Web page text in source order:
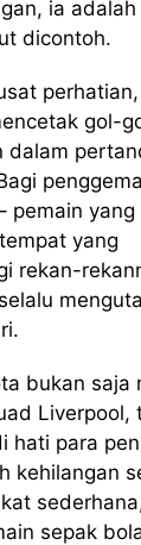
ia
dicontoh.
gol-
dalam
pemain
yang
rekan-
bukan saja
Liverpool,
hati para
kehilangan
sepak